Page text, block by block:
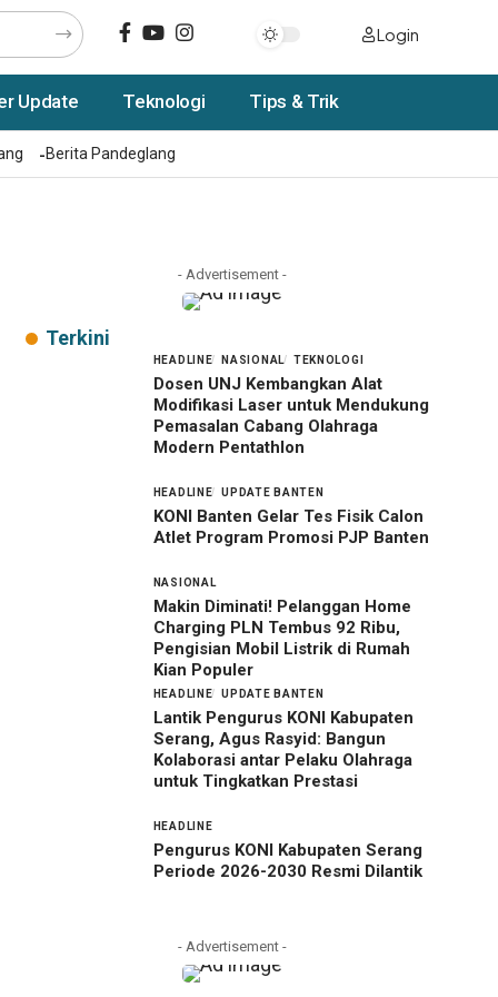
Login
Update Teknologi Tips & Trik
Berita Pandeglang
- Advertisement -
Terkini
HEADLINE NASIONAL TEKNOLOGI
Dosen UNJ Kembangkan Alat
Modifikasi Laser untuk Mendukung
Pemasalan Cabang Olahraga
Modern Pentathlon
HEADLINE UPDATE BANTEN
KONI Banten Gelar Tes Fisik Calon
Atlet Program Promosi PJP Banten
NASIONAL
Makin Diminati! Pelanggan Home
Charging PLN Tembus 92 Ribu,
Pengisian Mobil Listrik di Rumah
Kian Populer
HEADLINE UPDATE BANTEN
Lantik Pengurus KONI Kabupaten
Serang, Agus Rasyid: Bangun
Kolaborasi antar Pelaku Olahraga
untuk Tingkatkan Prestasi
HEADLINE
Pengurus KONI Kabupaten Serang
Periode 2026-2030 Resmi Dilantik
- Advertisement -